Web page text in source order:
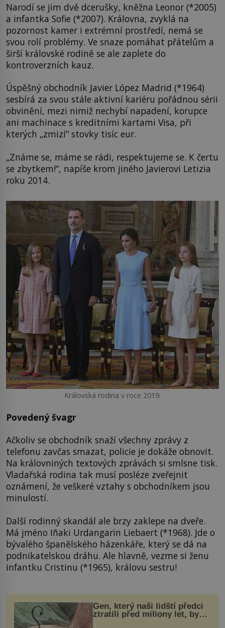
Narodí se jim dvě dcerušky, kněžna Leonor (*2005)
a infantka Sofie (*2007). Královna, zvyklá na
pozornost kamer i extrémní prostředí, nemá se
svou rolí problémy. Ve snaze pomáhat přátelům a
širší královské rodině se ale zaplete do
kontroverzních kauz.
Úspěšný obchodník Javier López Madrid (*1964)
sesbírá za svou stále aktivní kariéru pořádnou sérii
obvinění, mezi nimiž nechybí napadení, korupce
ani machinace s kreditními kartami Visa, při
kterých „zmizí“ stovky tisíc eur.
„Známe se, máme se rádi, respektujeme se. K čertu
se zbytkem!“, napíše krom jiného Javierovi Letizia
roku 2014.
Královská rodina v roce 2019.
Povedený švagr
Ačkoliv se obchodník snaží všechny zprávy z
telefonu zavčas smazat, policie je dokáže obnovit.
Na královniných textových zprávách si smlsne tisk.
Vladařská rodina tak musí posléze zveřejnit
oznámení, že veškeré vztahy s obchodníkem jsou
minulostí.
Další rodinný skandál ale brzy zaklepe na dveře.
Má jméno Iñaki Urdangarin Liebaert (*1968). Jde o
bývalého španělského házenkáře, který se dá na
podnikatelskou dráhu. Ale hlavně, vezme si ženu
infantku Cristinu (*1965), královu sestru!
Gen, který naši lidští předci
ztratili před miliony let, by
mohl pomoci s léčbou